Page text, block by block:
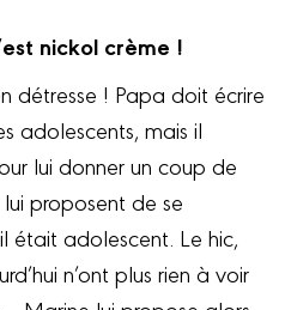
nickol crème !
détresse ! Papa doit écrire
adolescents, mais il
lui donner un coup de
proposent de se
était adolescent. Le hic,
n’ont plus rien à voir